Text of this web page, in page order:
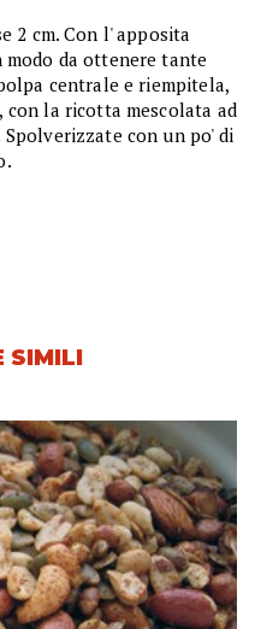
2 cm. Con l' apposita
da ottenere tante
centrale e riempitela,
con la ricotta mescolata ad
con un po' di
SIMILI